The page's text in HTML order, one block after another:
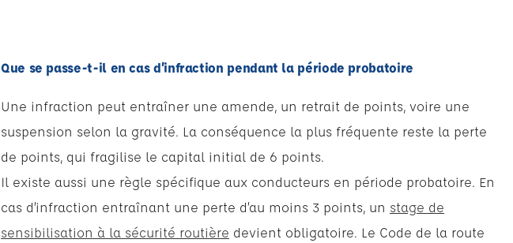
Que se passe-t-il en cas d’infraction pendant la période probatoire
Une infraction peut entraîner une amende, un retrait de points, voire une
suspension selon la gravité. La conséquence la plus fréquente reste la perte
de points, qui fragilise le capital initial de 6 points.
Il existe aussi une règle spécifique aux conducteurs en période probatoire. En
cas d’infraction entraînant une perte d’au moins 3 points, un stage de
sensibilisation à la sécurité routière devient obligatoire. Le Code de la route